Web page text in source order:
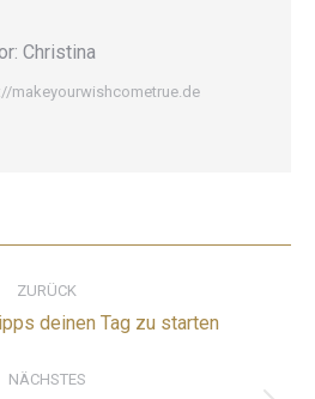
Christina
makeyourwishcometrue.de
ZURÜCK
deinen Tag zu starten
NÄCHSTES